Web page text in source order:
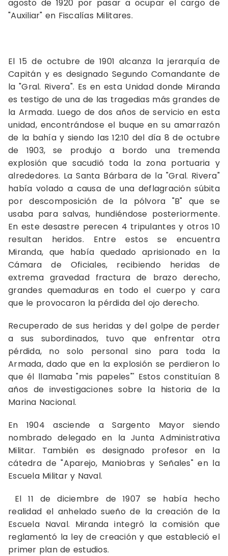
agosto de 1920 por pasar a ocupar el cargo de
"Auxiliar" en Fiscalías Militares.
El 15 de octubre de 1901 alcanza la jerarquía de
Capitán y es designado Segundo Comandante de
la "Gral. Rivera". Es en esta Unidad donde Miranda
es testigo de una de las tragedias más grandes de
la Armada. Luego de dos años de servicio en esta
unidad, encontrándose el buque en su amarrazón
de la bahía y siendo las 12:10 del día 8 de octubre
de 1903, se produjo a bordo una tremenda
explosión que sacudió toda la zona portuaria y
alrededores. La Santa Bárbara de la "Gral. Rivera"
había volado a causa de una deflagración súbita
por descomposición de la pólvora "B" que se
usaba para salvas, hundiéndose posteriormente.
En este desastre perecen 4 tripulantes y otros 10
resultan heridos. Entre estos se encuentra
Miranda, que había quedado aprisionado en la
Cámara de Oficiales, recibiendo heridas de
extrema gravedad fractura de brazo derecho,
grandes quemaduras en todo el cuerpo y cara
que le provocaron la pérdida del ojo derecho.
Recuperado de sus heridas y del golpe de perder
a sus subordinados, tuvo que enfrentar otra
pérdida, no solo personal sino para toda la
Armada, dado que en la explosión se perdieron lo
que él llamaba "mis papeles"' Estos constituían 8
años de investigaciones sobre la historia de la
Marina Nacional.
En 1904 asciende a Sargento Mayor siendo
nombrado delegado en la Junta Administrativa
Militar. También es designado profesor en la
cátedra de "Aparejo, Maniobras y Señales" en la
Escuela Militar y Naval.
El 11 de diciembre de 1907 se había hecho
realidad el anhelado sueño de la creación de la
Escuela Naval. Miranda integró la comisión que
reglamentó la ley de creación y que estableció el
primer plan de estudios.